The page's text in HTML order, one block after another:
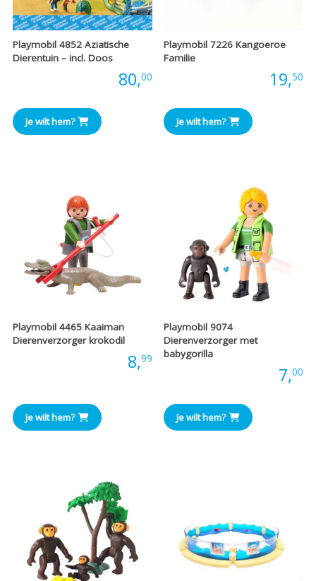
Playmobil 4852 Aziatische
Dierentuin – incl. Doos
80,00
Je wilt hem?
Playmobil 7226 Kangoeroe
Familie
19,50
Je wilt hem?
Playmobil 4465 Kaaiman
Dierenverzorger krokodil
8,99
Je wilt hem?
Playmobil 9074
Dierenverzorger met
babygorilla
7,00
Je wilt hem?